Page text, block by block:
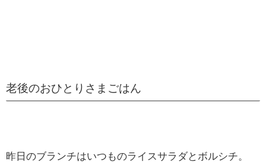
老後のおひとりさまごはん
昨日のブランチはいつものライスサラダとボルシチ。